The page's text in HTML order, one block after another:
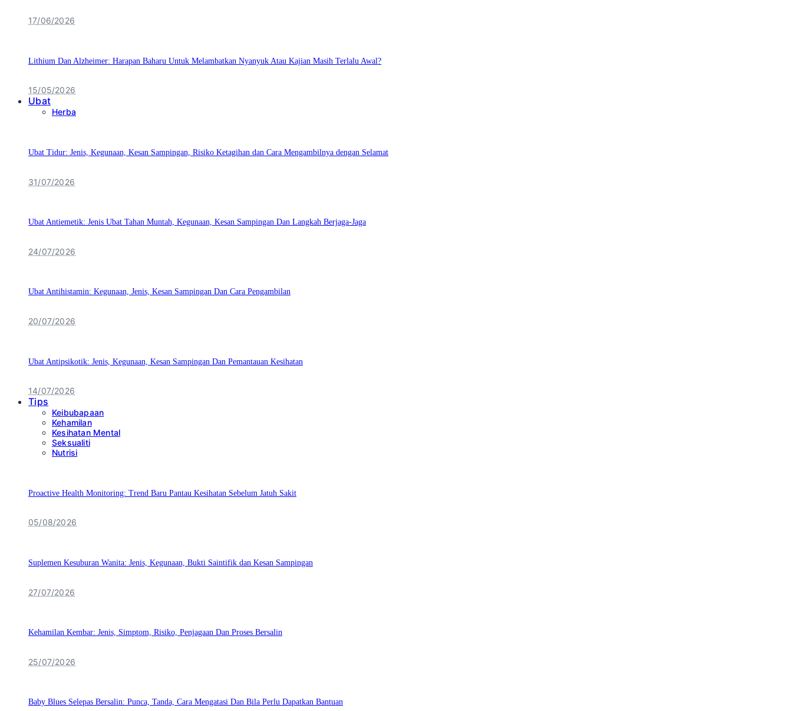
17/06/2026
Lithium Dan Alzheimer: Harapan Baharu Untuk Melambatkan Nyanyuk Atau Kajian Masih Terlalu Awal?
15/05/2026
Ubat
Herba
Ubat Tidur: Jenis, Kegunaan, Kesan Sampingan, Risiko Ketagihan dan Cara Mengambilnya dengan Selamat
31/07/2026
Ubat Antiemetik: Jenis Ubat Tahan Muntah, Kegunaan, Kesan Sampingan Dan Langkah Berjaga-Jaga
24/07/2026
Ubat Antihistamin: Kegunaan, Jenis, Kesan Sampingan Dan Cara Pengambilan
20/07/2026
Ubat Antipsikotik: Jenis, Kegunaan, Kesan Sampingan Dan Pemantauan Kesihatan
14/07/2026
Tips
Keibubapaan
Kehamilan
Kesihatan Mental
Seksualiti
Nutrisi
Proactive Health Monitoring: Trend Baru Pantau Kesihatan Sebelum Jatuh Sakit
05/08/2026
Suplemen Kesuburan Wanita: Jenis, Kegunaan, Bukti Saintifik dan Kesan Sampingan
27/07/2026
Kehamilan Kembar: Jenis, Simptom, Risiko, Penjagaan Dan Proses Bersalin
25/07/2026
Baby Blues Selepas Bersalin: Punca, Tanda, Cara Mengatasi Dan Bila Perlu Dapatkan Bantuan